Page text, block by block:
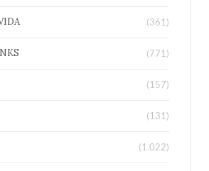
(361)
(771)
(157)
(131)
(1.022)